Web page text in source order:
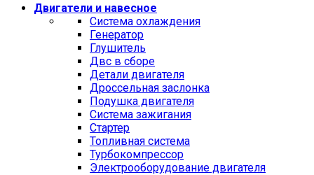
Двигатели и навесное
Cистема охлаждения
Генератор
Глушитель
Двс в сборе
Детали двигателя
Дроссельная заслонка
Подушка двигателя
Система зажигания
Стартер
Топливная система
Турбокомпрессор
Электрооборудование двигателя